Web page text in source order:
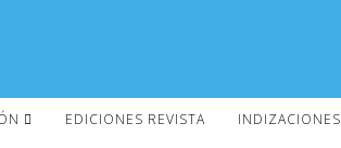
EDICIONES REVISTA INDIZACIONES